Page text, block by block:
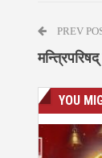
PREV
YOU